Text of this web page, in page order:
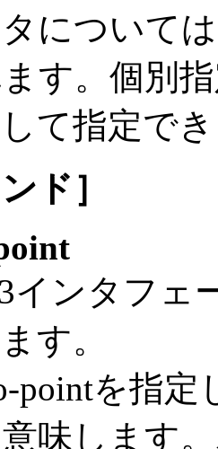
について
す。個別
て指定で
ド］
インタフェ
す。
pointを指
味します